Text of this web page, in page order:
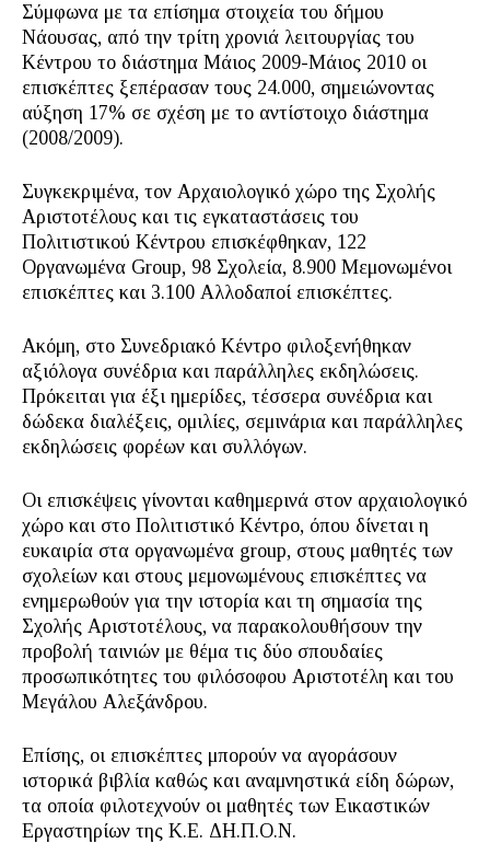
Σύμφωνα με τα επίσημα στοιχεία του δήμου
Νάουσας, από την τρίτη χρονιά λειτουργίας του
Κέντρου το διάστημα Μάιος 2009-Μάιος 2010 οι
επισκέπτες ξεπέρασαν τους 24.000, σημειώνοντας
αύξηση 17% σε σχέση με το αντίστοιχο διάστημα
(2008/2009).
Συγκεκριμένα, τον Αρχαιολογικό χώρο της Σχολής
Αριστοτέλους και τις εγκαταστάσεις του
Πολιτιστικού Κέντρου επισκέφθηκαν, 122
Οργανωμένα Group, 98 Σχολεία, 8.900 Μεμονωμένοι
επισκέπτες και 3.100 Αλλοδαποί επισκέπτες.
Ακόμη, στο Συνεδριακό Κέντρο φιλοξενήθηκαν
αξιόλογα συνέδρια και παράλληλες εκδηλώσεις.
Πρόκειται για έξι ημερίδες, τέσσερα συνέδρια και
δώδεκα διαλέξεις, ομιλίες, σεμινάρια και παράλληλες
εκδηλώσεις φορέων και συλλόγων.
Οι επισκέψεις γίνονται καθημερινά στον αρχαιολογικό
χώρο και στο Πολιτιστικό Κέντρο, όπου δίνεται η
ευκαιρία στα οργανωμένα group, στους μαθητές των
σχολείων και στους μεμονωμένους επισκέπτες να
ενημερωθούν για την ιστορία και τη σημασία της
Σχολής Αριστοτέλους, να παρακολουθήσουν την
προβολή ταινιών με θέμα τις δύο σπουδαίες
προσωπικότητες του φιλόσοφου Αριστοτέλη και του
Μεγάλου Αλεξάνδρου.
Επίσης, οι επισκέπτες μπορούν να αγοράσουν
ιστορικά βιβλία καθώς και αναμνηστικά είδη δώρων,
τα οποία φιλοτεχνούν οι μαθητές των Εικαστικών
Εργαστηρίων της Κ.Ε. ΔΗ.Π.Ο.Ν.